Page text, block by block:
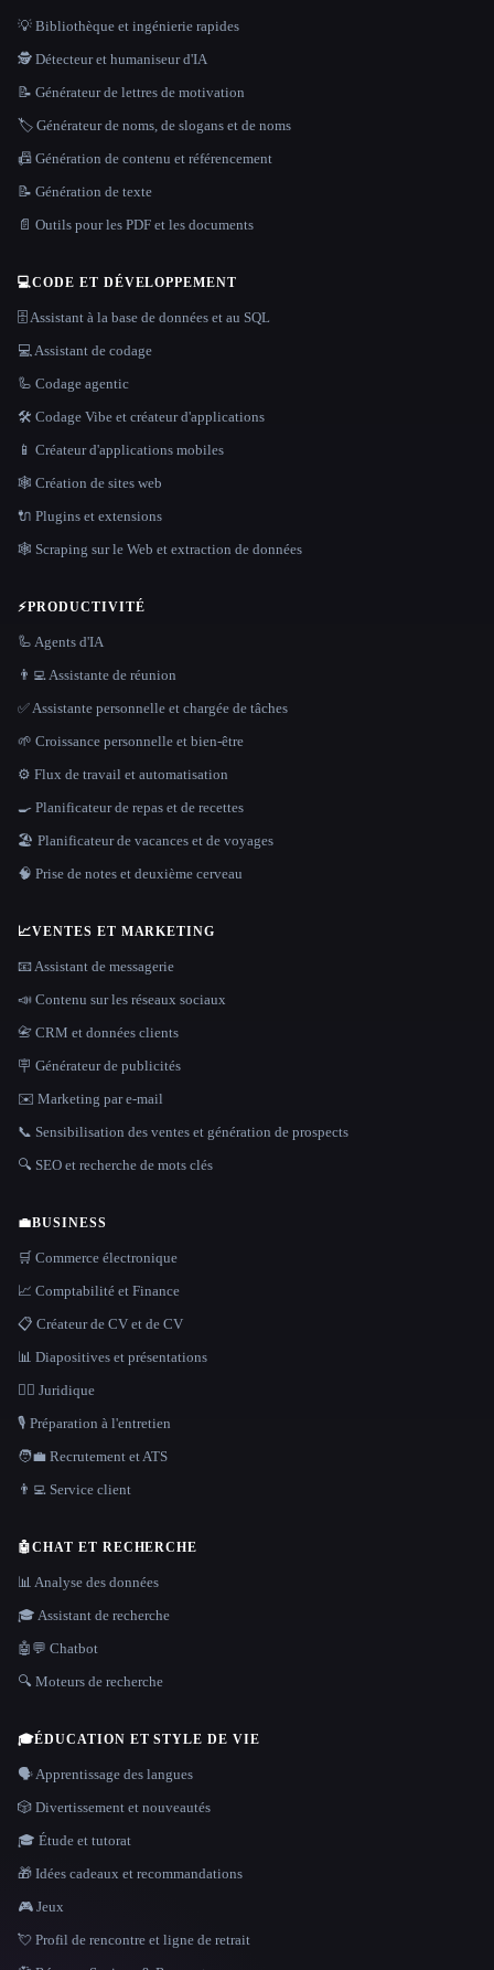
💡 Bibliothèque et ingénierie rapides
🕵️ Détecteur et humaniseur d'IA
📝 Générateur de lettres de motivation
🏷️ Générateur de noms, de slogans et de noms
📠 Génération de contenu et référencement
📝 Génération de texte
📄 Outils pour les PDF et les documents
💻CODE ET DÉVELOPPEMENT
🗄️ Assistant à la base de données et au SQL
💻 Assistant de codage
🦾 Codage agentic
🛠️ Codage Vibe et créateur d'applications
📱 Créateur d'applications mobiles
🕸 Création de sites web
🔌 Plugins et extensions
🕸️ Scraping sur le Web et extraction de données
⚡PRODUCTIVITÉ
🦾 Agents d'IA
👨‍💻 Assistante de réunion
✅ Assistante personnelle et chargée de tâches
🌱 Croissance personnelle et bien-être
⚙️ Flux de travail et automatisation
🍳 Planificateur de repas et de recettes
🏖 Planificateur de vacances et de voyages
🧠 Prise de notes et deuxième cerveau
📈VENTES ET MARKETING
📧 Assistant de messagerie
📣 Contenu sur les réseaux sociaux
📇 CRM et données clients
🪧 Générateur de publicités
✉️ Marketing par e-mail
📞 Sensibilisation des ventes et génération de prospects
🔍 SEO et recherche de mots clés
💼BUSINESS
🛒 Commerce électronique
📈 Comptabilité et Finance
📋 Créateur de CV et de CV
📊 Diapositives et présentations
👩‍⚖️ Juridique
🎙️ Préparation à l'entretien
🧑‍💼 Recrutement et ATS
👨‍💻 Service client
🤖CHAT ET RECHERCHE
📊 Analyse des données
🎓 Assistant de recherche
🤖💬 Chatbot
🔍 Moteurs de recherche
🎓ÉDUCATION ET STYLE DE VIE
🗣️ Apprentissage des langues
🎲 Divertissement et nouveautés
🎓 Étude et tutorat
🎁 Idées cadeaux et recommandations
🎮 Jeux
💘 Profil de rencontre et ligne de retrait